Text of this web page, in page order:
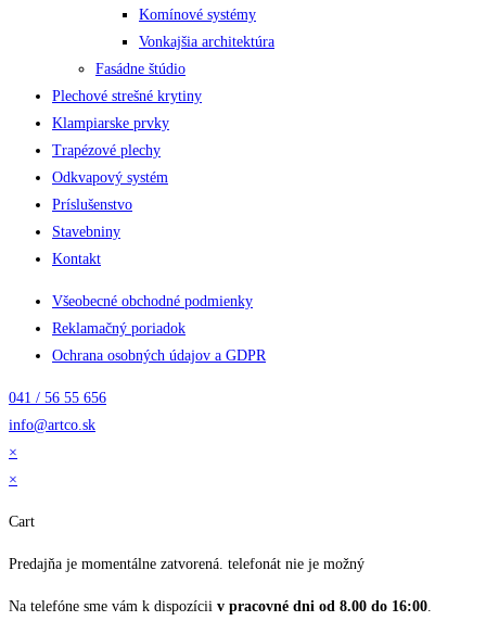
Komínové systémy
Vonkajšia architektúra
Fasádne štúdio
Plechové strešné krytiny
Klampiarske prvky
Trapézové plechy
Odkvapový systém
Príslušenstvo
Stavebniny
Kontakt
Všeobecné obchodné podmienky
Reklamačný poriadok
Ochrana osobných údajov a GDPR
041 / 56 55 656
info@artco.sk
×
×
Cart
Predajňa je momentálne zatvorená. telefonát nie je možný
Na telefóne sme vám k dispozícii v pracovné dni od 8.00 do 16:00